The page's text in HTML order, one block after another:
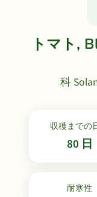
トマト,
科
収穫までの
80 日
耐寒性